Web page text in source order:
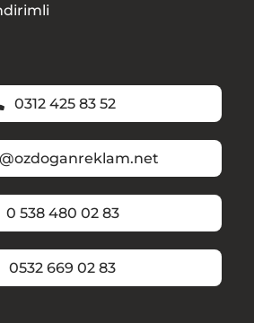
0312 425 83 52
0 538 480 02 83
0532 669 02 83